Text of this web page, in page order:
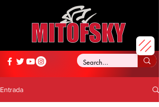
Entrada